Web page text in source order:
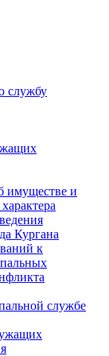
службу
имуществе и
Кургана
к
службе